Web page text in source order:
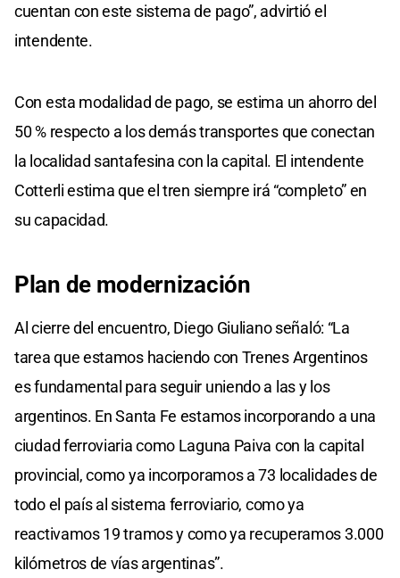
cuentan con este sistema de pago”, advirtió el
intendente.
Con esta modalidad de pago, se estima un ahorro del
50 % respecto a los demás transportes que conectan
la localidad santafesina con la capital. El intendente
Cotterli estima que el tren siempre irá “completo” en
su capacidad.
Plan de modernización
Al cierre del encuentro, Diego Giuliano señaló: “La
tarea que estamos haciendo con Trenes Argentinos
es fundamental para seguir uniendo a las y los
argentinos. En Santa Fe estamos incorporando a una
ciudad ferroviaria como Laguna Paiva con la capital
provincial, como ya incorporamos a 73 localidades de
todo el país al sistema ferroviario, como ya
reactivamos 19 tramos y como ya recuperamos 3.000
kilómetros de vías argentinas”.